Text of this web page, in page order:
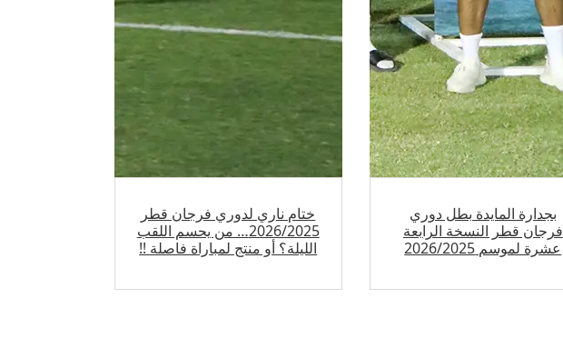
بجدارة المايدة بطل دوري
فرجان قطر النسخة الرابعة
عشرة لموسم 2026/2025
ختام ناري لدوري فرجان قطر
2026/2025… من يحسم اللقب
الليلة؟ أو منتج لمباراة فاصلة !!